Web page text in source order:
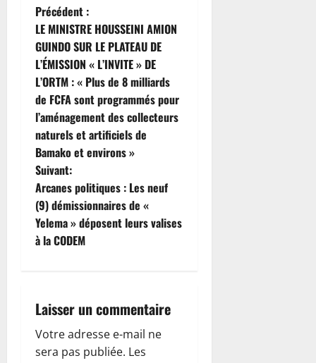
N
a
v
i
g
a
t
i
o
d
’
Précédent :
LE MINISTRE HOUSSEINI AMION
GUINDO SUR LE PLATEAU DE
L’ÉMISSION « L’INVITE » DE
L’ORTM : « Plus de 8 milliards
de FCFA sont programmés pour
l’aménagement des collecteurs
naturels et artificiels de
Bamako et environs »
Suivant:
Arcanes politiques : Les neuf
(9) démissionnaires de «
Yelema » déposent leurs valises
à la CODEM
Laisser un commentaire
Votre adresse e-mail ne
sera pas publiée. Les